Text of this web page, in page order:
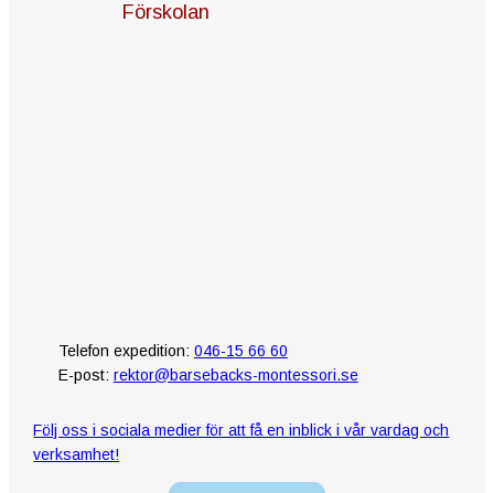
Förskolan
Telefon expedition: 046-15 66 60
E-post: rektor@barsebacks-montessori.se
Följ oss i sociala medier för att få en inblick i vår vardag och
verksamhet!